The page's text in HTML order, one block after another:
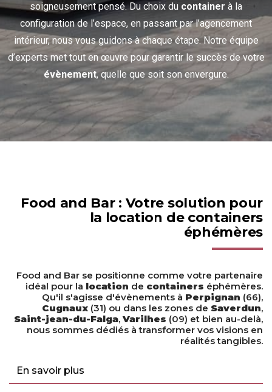
soigneusement pensé. Du choix du container à la
configuration de l’espace, en passant par l’agencement
intérieur, nous vous guidons à chaque étape. Notre équipe
d’experts met tout en œuvre pour garantir le succès de votre
évènement, quelle que soit son envergure.
Food and Bar : Votre solution pour
la location de containers
éphémères
Food and Bar se positionne comme votre partenaire
idéal pour la location de containers éphémères.
Qu'il s'agisse d'évènements à Perpignan (66),
Cugnaux (31) ou dans les zones de Saverdun,
Saint-jean-du-Falga, Varilhes (09) et bien au-delà,
nous sommes dédiés à transformer vos visions en
réalités tangibles.
En savoir plus